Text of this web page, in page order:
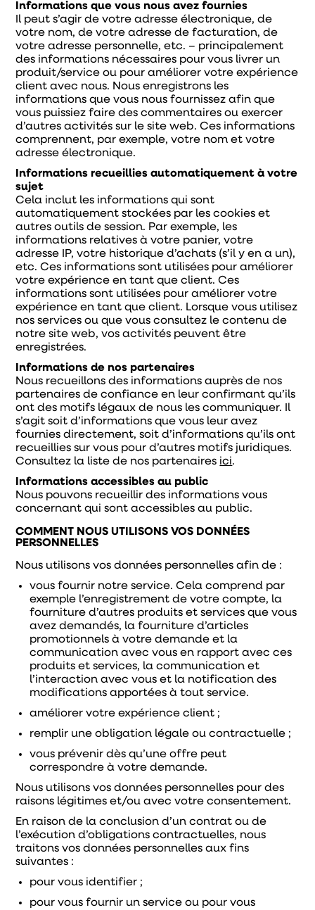
Informations que vous nous avez fournies
Il peut s’agir de votre adresse électronique, de
votre nom, de votre adresse de facturation, de
votre adresse personnelle, etc. – principalement
des informations nécessaires pour vous livrer un
produit/service ou pour améliorer votre expérience
client avec nous. Nous enregistrons les
informations que vous nous fournissez afin que
vous puissiez faire des commentaires ou exercer
d’autres activités sur le site web. Ces informations
comprennent, par exemple, votre nom et votre
adresse électronique.
Informations recueillies automatiquement à votre
sujet
Cela inclut les informations qui sont
automatiquement stockées par les cookies et
autres outils de session. Par exemple, les
informations relatives à votre panier, votre
adresse IP, votre historique d’achats (s’il y en a un),
etc. Ces informations sont utilisées pour améliorer
votre expérience en tant que client. Ces
informations sont utilisées pour améliorer votre
expérience en tant que client. Lorsque vous utilisez
nos services ou que vous consultez le contenu de
notre site web, vos activités peuvent être
enregistrées.
Informations de nos partenaires
Nous recueillons des informations auprès de nos
partenaires de confiance en leur confirmant qu’ils
ont des motifs légaux de nous les communiquer. Il
s’agit soit d’informations que vous leur avez
fournies directement, soit d’informations qu’ils ont
recueillies sur vous pour d’autres motifs juridiques.
Consultez la liste de nos partenaires ici.
Informations accessibles au public
Nous pouvons recueillir des informations vous
concernant qui sont accessibles au public.
COMMENT NOUS UTILISONS VOS DONNÉES
PERSONNELLES
Nous utilisons vos données personnelles afin de :
vous fournir notre service. Cela comprend par
exemple l’enregistrement de votre compte, la
fourniture d’autres produits et services que vous
avez demandés, la fourniture d’articles
promotionnels à votre demande et la
communication avec vous en rapport avec ces
produits et services, la communication et
l’interaction avec vous et la notification des
modifications apportées à tout service.
améliorer votre expérience client ;
remplir une obligation légale ou contractuelle ;
vous prévenir dès qu’une offre peut
correspondre à votre demande.
Nous utilisons vos données personnelles pour des
raisons légitimes et/ou avec votre consentement.
En raison de la conclusion d’un contrat ou de
l’exécution d’obligations contractuelles, nous
traitons vos données personnelles aux fins
suivantes :
pour vous identifier ;
pour vous fournir un service ou pour vous